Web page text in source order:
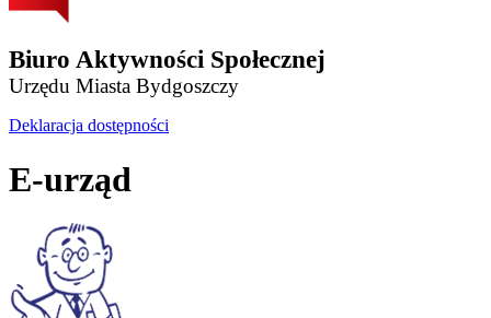
Biuro Aktywności Społecznej
Urzędu Miasta Bydgoszczy
Deklaracja dostępności
E-urząd